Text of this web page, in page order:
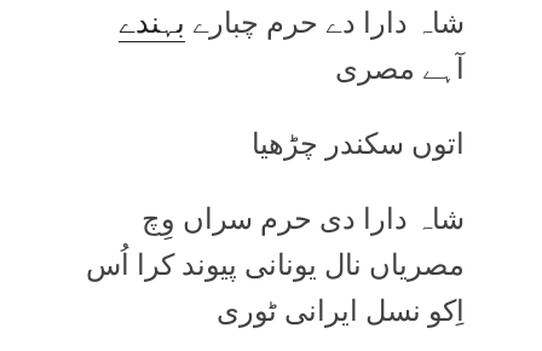
شاہ دارا دے حرم چبارے بہندے
آہے مصری
اتوں سکندر چڑھیا
شاہ دارا دی حرم سراں وِچ
مصریاں نال یونانی پیوند کرا اُس
اِکو نسل ایرانی ٹوری